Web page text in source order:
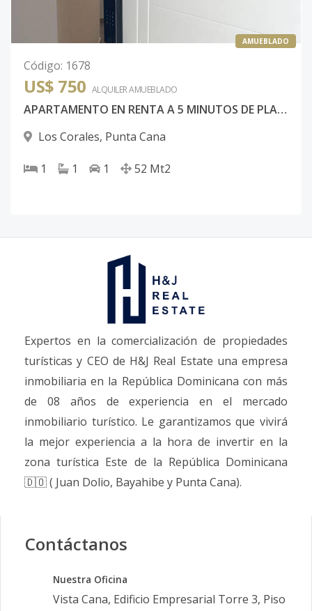
AMUEBLADO
Código: 1678
US$ 750 ALQUILERAMUEBLADO
APARTAMENTO EN RENTA A 5 MINUTOS DE PLAYA LOS CORALES l 750 USD
Los Corales, Punta Cana
1 1 1 52 Mt2
Expertos en la comercialización de propiedades
turísticas y CEO de H&J Real Estate una empresa
inmobiliaria en la República Dominicana con más
de 08 años de experiencia en el mercado
inmobiliario turístico. Le garantizamos que vivirá
la mejor experiencia a la hora de invertir en la
zona turística Este de la República Dominicana
🇩🇴 ( Juan Dolio, Bayahibe y Punta Cana).
Contáctanos
Nuestra Oficina
Vista Cana, Edificio Empresarial Torre 3, Piso